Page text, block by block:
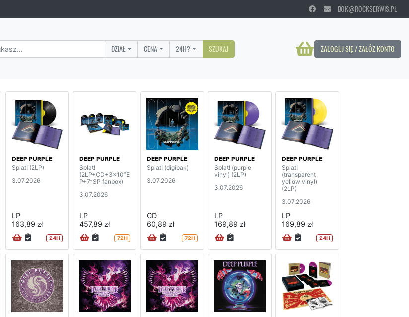
BOK@ROCKSERWIS.PL
ZALOGUJ SIĘ / ZAŁÓŻ KONTO
DZIAŁ CENA 24H? SZUKAJ
DEEP PURPLE
Splat! (2LP)
3.07.2026
LP
163,89 zł
24H
DEEP PURPLE
Splat!
(2LP+CD+3x10”E
P+7”SP fanbox)
3.07.2026
LP
457,89 zł
72H
DEEP PURPLE
Splat! (digipak)
3.07.2026
CD
60,89 zł
72H
DEEP PURPLE
Splat! (purple
vinyl) (2LP)
3.07.2026
LP
169,89 zł
DEEP PURPLE
Splat!
(transparent
yellow vinyl)
(2LP)
3.07.2026
LP
169,89 zł
24H